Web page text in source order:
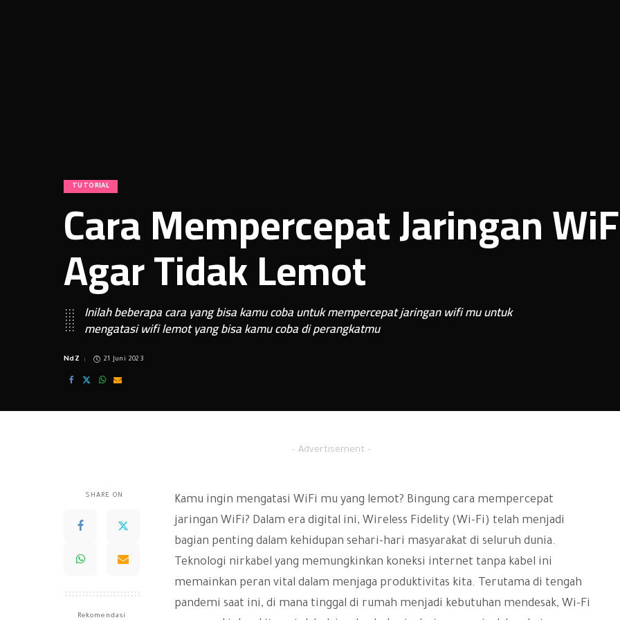
TUTORIAL
Cara Mempercepat Jaringan
Agar Tidak Lemot
Inilah beberapa cara yang bisa kamu coba untuk mempercepat jaringan wifi mu untuk
mengatasi wifi lemot yang bisa kamu coba di perangkatmu
Posted
NdZ 21 Juni 2023
– Advertisement –
SHARE ON
Rekomendasi
Kamu ingin mengatasi WiFi mu yang lemot? Bingung cara mempercepat
jaringan WiFi? Dalam era digital ini, Wireless Fidelity (Wi-Fi) telah menjadi
bagian penting dalam kehidupan sehari-hari masyarakat di seluruh dunia.
Teknologi nirkabel yang memungkinkan koneksi internet tanpa kabel ini
memainkan peran vital dalam menjaga produktivitas kita. Terutama di tengah
pandemi saat ini, di mana tinggal di rumah menjadi kebutuhan mendesak, Wi-Fi